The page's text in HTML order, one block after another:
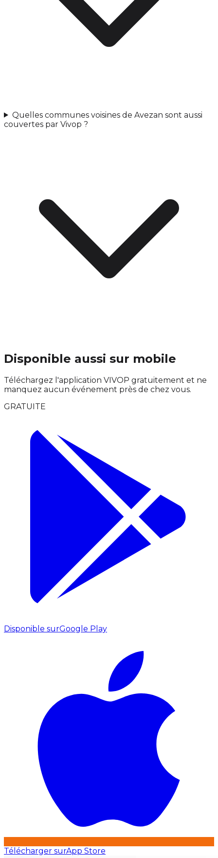
Quelles communes voisines de Avezan sont aussi
couvertes par Vivop ?
Disponible aussi sur mobile
Téléchargez l'application VIVOP gratuitement et ne
manquez aucun événement près de chez vous.
GRATUITE
Disponible surGoogle Play
Télécharger surApp Store